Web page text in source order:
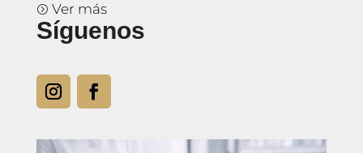
= Ver más
Síguenos